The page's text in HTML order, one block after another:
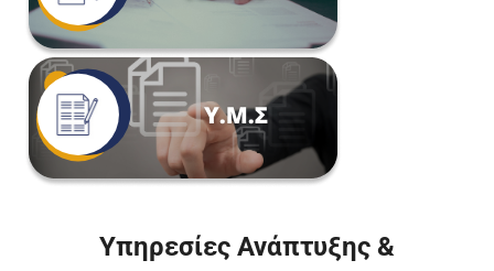
Υπηρεσίες Ανάπτυξης &